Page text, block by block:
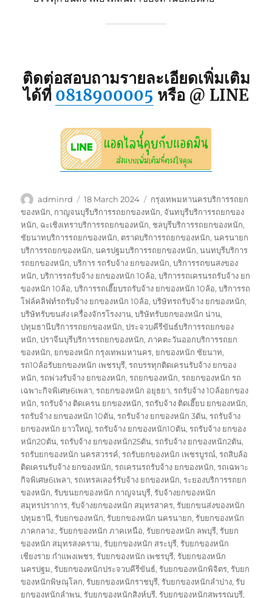
ติดต่อสอบถามรายละเอียดเพิ่มเติม
ได้ที่ 0818900005 หรือ @ LINE
Author
adminrd
Posted
on
18 March 2024 Tags
กรุงเทพมหานครบริการรถยก
ของหนัก, กาญจนบุรีบริการรถยกของหนัก, จันทบุรีบริการรถยกของ
หนัก, ฉะเชิงเทราบริการรถยกของหนัก, ชลบุรีบริการรถยกของหนัก,
ชัยนาทบริการรถยกของหนัก, ตราดบริการรถยกของหนัก,นครนายก
บริการรถยกของหนัก,นครปฐมบริการรถยกของหนัก,นนทบุรีบริการ
รถยกของหนัก,บริการ รถรับจ้าง ยกของหนัก,บริการรถขนสงของ
หนัก,บริการรถรับจ้าง ยกของหนัก 10ล้อ,บริการรถเครนรถรับจ้าง ยก
ของหนัก 10ล้อ,บริการรถเฮี๊ยบรถรับจ้าง ยกของหนัก 10ล้อ,บริการรถ
โฟล์คลิฟท์รถรับจ้าง ยกของหนัก 10ล้อ,บริษัทรถรับจ้าง ยกของหนัก,
บริษัทรับขนส่ง เครื่องจักรโรงงาน,บริษัทรับยกของหนัก น่าน,
ปทุมธานีบริการรถยกของหนัก,ประจวบคีรีขันธ์บริการรถยกของ
หนัก,ปราจีนบุรีบริการรถยกของหนัก,ภาคตะวันออกบริการรถยก
ของหนัก, ยกของหนัก กรุงเทพมหานคร, ยกของหนัก ชัยนาท,
รถ10ล้อรับยกของหนัก เพชรบุรี,รถบรรทุกติดเครนรับจ้าง ยกของ
หนัก,รถพ่วงรับจ้าง ยกของหนัก,รถยกของหนัก,รถยกของหนัก รถ
เฉพาะกิจพิเศษ6เพลา,รถยกของหนัก อยุธยา,รถรับจ้าง 10ล้อยกของ
หนัก,รถรับจ้าง ติดเครน ยกของหนัก,รถรับจ้าง ติดเฮี๊ยบ ยกของหนัก,
รถรับจ้าง ยกของหนัก 10ตัน,รถรับจ้าง ยกของหนัก 3ตัน,รถรับจ้าง
ยกของหนัก ยาวใหญ่,รถรับจ้าง ยกของหนัก10ตัน,รถรับจ้าง ยกของ
หนัก20ตัน,รถรับจ้าง ยกของหนัก25ตัน,รถรับจ้าง ยกของหนัก2ตัน,
รถรับยกของหนัก นครสวรรค์,รถรับยกของหนัก เพชรบูรณ์,รถสิบล้อ
ติดเครนรับจ้าง ยกของหนัก,รถเครนรถรับจ้าง ยกของหนัก,รถเฉพาะ
กิจพิเศษ6เพลา,รถเทรลเลอร์รับจ้าง ยกของหนัก,ระยองบริการรถยก
ของหนัก,รับขนยกของหนัก กาญจนบุรี,รับจ้างยกของหนัก
สมุทรปราการ,รับจ้างยกของหนัก สมุทรสาคร,รับยกขนส่งของหนัก
ปทุมธานี,รับยกของหนัก,รับยกของหนัก นครนายก,รับยกของหนัก
ภาคกลาง:,รับยกของหนัก ภาคเหนือ,รับยกของหนัก ลพบุรี,รับยก
ของหนัก สมุทรสงคราม,รับยกของหนัก สระบุรี,รับยกของหนัก
เชียงราย กำแพงเพชร,รับยกของหนัก เพชรบุรี,รับยกของหนัก
นครปฐม,รับยกของหนักประจวบคีรีขันธ์,รับยกของหนักพิจิตร,รับยก
ของหนักพิษณุโลก,รับยกของหนักราชบุรี,รับยกของหนักลำปาง,รับ
ยกของหนักลำพูน,รับยกของหนักสิงห์บุรี,รับยกของหนักสุพรรณบุรี,